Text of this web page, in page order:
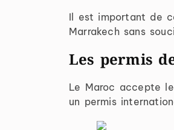
Il est important de
Marrakech sans
Les permis
Le Maroc accepte
un permis